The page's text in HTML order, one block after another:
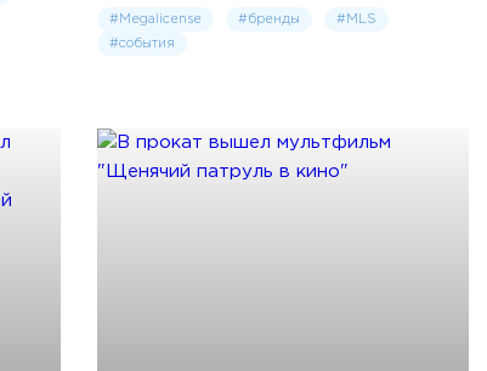
#Megalicense #бренды
#MLS
#события